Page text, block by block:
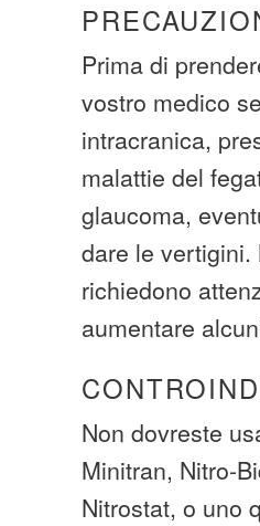
Prima di
vostro medico
intracranica,
malattie del
glaucoma,
dare le
richiedono
aumentare
Non dovreste
Minitran, Nitro-
Nitrostat, o uno